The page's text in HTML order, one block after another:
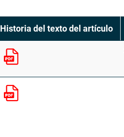
Historia del texto del artículo